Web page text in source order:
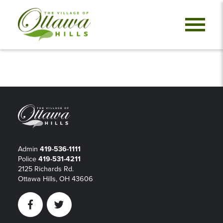
Admin 419-536-1111
Police 419-531-4211
2125 Richards Rd.
Ottawa Hills, OH 43606
FacebookTwitter